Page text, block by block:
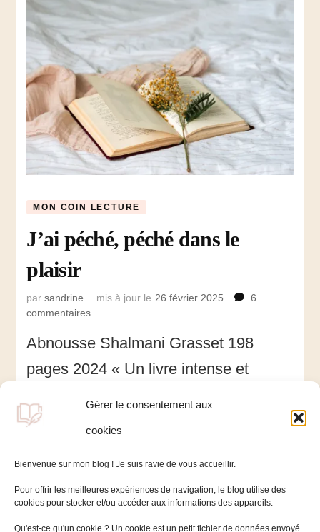
Gérer le consentement aux
cookies
Bienvenue sur mon blog ! Je suis ravie de vous accueillir.
Pour offrir les meilleures expériences de navigation, le blog utilise des
cookies pour stocker et/ou accéder aux informations des appareils.
Qu'est-ce qu'un cookie ? Un cookie est un petit fichier de données envoyé
MON COIN LECTURE
J’ai péché, péché dans le
plaisir
parsandrine mis à jour le 26 février 2025
6
commentaires
péché,
dans
plaisir
Abnousse Shalmani Grasset 198
pages 2024 « Un livre intense et
aimer et jouir » Deux femmes que tout